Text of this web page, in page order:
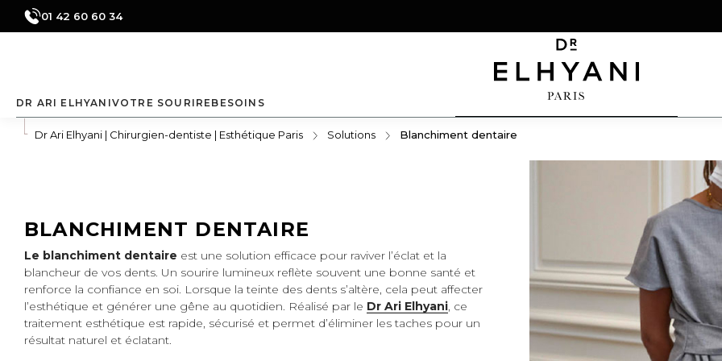
01 42 60 60 34
DR ARI ELHYANI
Parcours patient
VOTRE SOURIRE
Votre diagnostic
BESOINS
Dents jaunes
Dents
déchaussées
Remplacer une
dent par un
implant
Améliorer la
Appareil dentaire
Invisalign
Dr Ari Elhyani | Chirurgien-dentiste | Esthétique Paris Solutions Blanchiment dentaire
BLANCHIMENT DENTAIRE
Le blanchiment dentaire est une solution efficace pour raviver l’éclat et la
blancheur de vos dents. Un sourire lumineux reflète souvent une bonne santé et
renforce la confiance en soi. Lorsque la teinte des dents s’altère, cela peut affecter
l’esthétique et générer une gêne au quotidien. Réalisé par le Dr Ari Elhyani, ce
traitement esthétique est rapide, sécurisé et permet d’éliminer les taches pour un
résultat naturel et éclatant.